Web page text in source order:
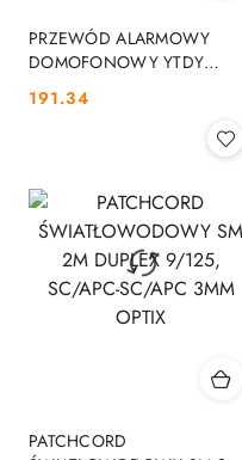
PRZEWÓD ALARMOWY
DOMOFONOWY YTDY
MERCOR
Cena:
191.34
PATCHCORD